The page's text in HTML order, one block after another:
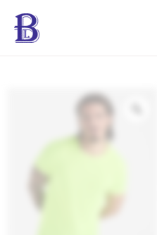
contenido